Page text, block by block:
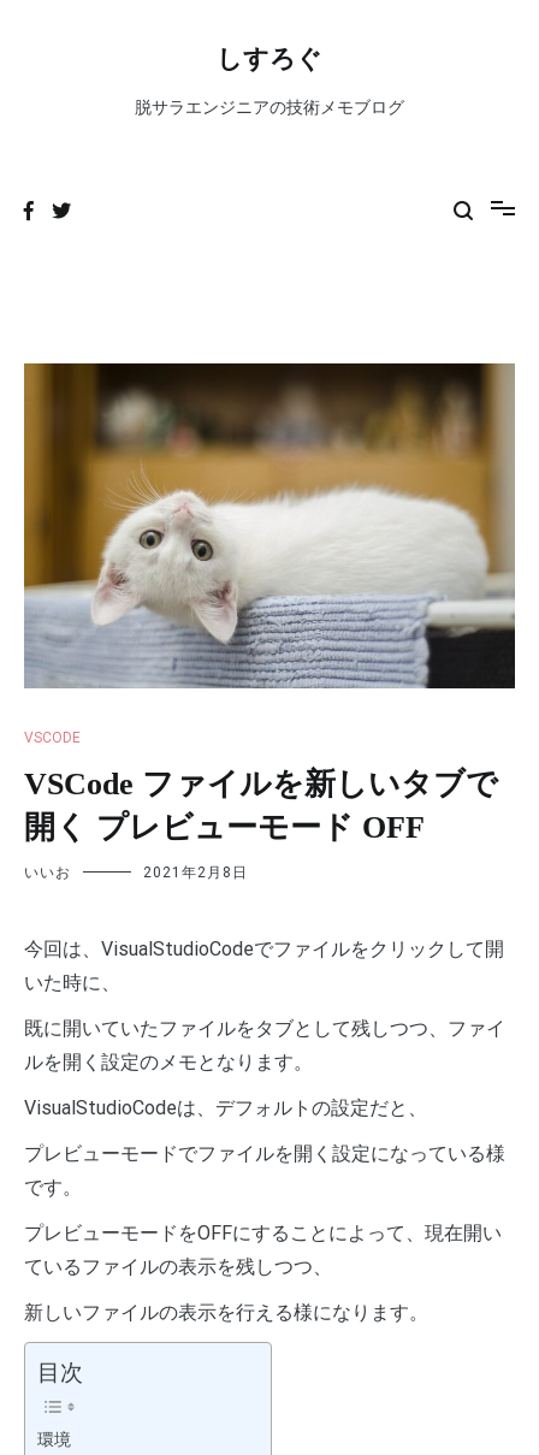
しすろぐ
脱サラエンジニアの技術メモブログ
VSCODE
VSCode ファイルを新しいタブで
開く プレビューモード OFF
いいお 2021年2月8日
今回は、VisualStudioCodeでファイルをクリックして開
いた時に、
既に開いていたファイルをタブとして残しつつ、ファイ
ルを開く設定のメモとなります。
VisualStudioCodeは、デフォルトの設定だと、
プレビューモードでファイルを開く設定になっている様
です。
プレビューモードをOFFにすることによって、現在開い
ているファイルの表示を残しつつ、
新しいファイルの表示を行える様になります。
目次
環境